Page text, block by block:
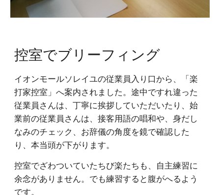
控室でブリーフィング
イオンモールソレイユの従業員入り口から、「楽
打家控室」へ案内されました。途中ですれ違った
従業員さんは、丁寧に挨拶していただいたり、始
業前の従業員さんは、接客用語の唱和や、身だし
なみのチェック、お辞儀の角度を鏡で確認した
り、本当頭が下がります。
控室でざわついていたちび楽たちも、自主練習に
余念がありません。でも練習すると腹がへるよう
です。